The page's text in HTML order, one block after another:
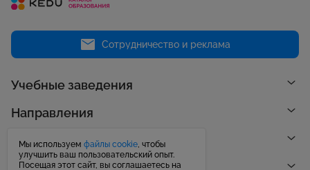
Сотрудничество и реклама
Учебные заведения
Направления
Рейтинги
Мы используем файлы cookie, чтобы
улучшить ваш пользовательский опыт.
Посещая этот сайт, вы соглашаетесь на